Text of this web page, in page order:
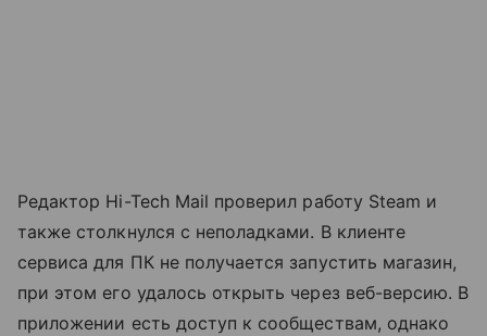
Редактор Hi-Tech Mail проверил работу Steam и
также столкнулся с неполадками. В клиенте
сервиса для ПК не получается запустить магазин,
при этом его удалось открыть через веб-версию. В
приложении есть доступ к сообществам, однако